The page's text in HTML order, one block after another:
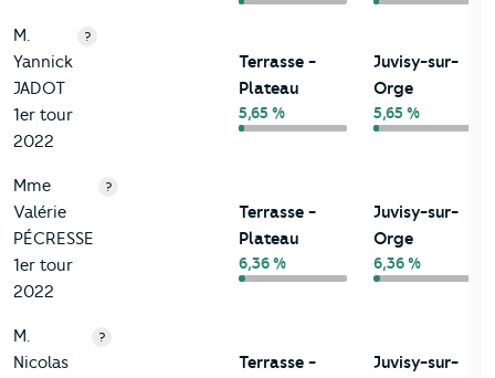
M.
Yannick
JADOT
1er tour
2022
?
Terrasse -
Plateau
5,65 %
Juvisy-sur-
Orge
5,65 %
Mme
Valérie
PÉCRESSE
1er tour
2022
?
Terrasse -
Plateau
6,36 %
Juvisy-sur-
Orge
6,36 %
M.
Nicolas
?
Terrasse -
Juvisy-sur-